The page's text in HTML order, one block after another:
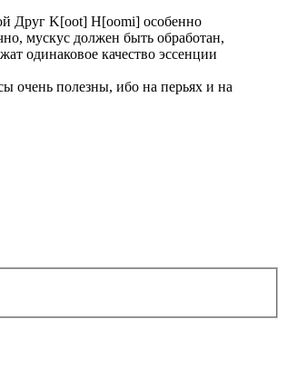
Друг K[oot] H[oomi] особенно
мускус должен быть обработан,
одинаковое качество эссенции
очень полезны, ибо на перьях и на